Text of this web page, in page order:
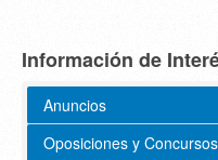
Información de
Anuncios
Oposiciones y Concursos